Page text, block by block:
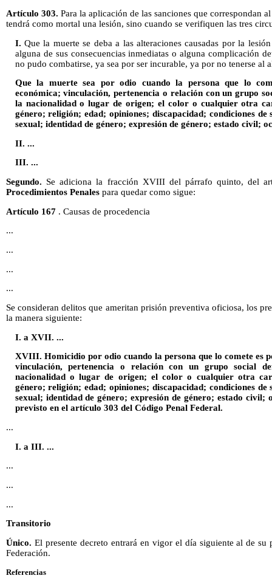
Artículo 303. Para la aplicación de las sanciones que correspondan
tendrá como mortal una lesión, sino cuando se verifiquen las tres
I.Que la muerte se deba a las alteraciones causadas por la
alguna de sus consecuencias inmediatas o alguna complicación
no pudo combatirse, ya sea por ser incurable, ya por no tenerse al
Que la muerte sea por odio cuando la persona que lo
económica; vinculación, pertenencia o relación con un grupo
la nacionalidad o lugar de origen; el color o cualquier otra
género; religión; edad; opiniones; discapacidad; condiciones
sexual; identidad de género; expresión de género; estado civil;
II. ...
III. ...
Segundo. Se adiciona la fracción XVIII del párrafo quinto, del
Procedimientos Penales para quedar como sigue:
Artículo 167 . Causas de procedencia
...
...
...
...
Se consideran delitos que ameritan prisión preventiva oficiosa, los
la manera siguiente:
I. a XVII. ...
XVIII. Homicidio por odio cuando la persona que lo comete es
vinculación, pertenencia o relación con un grupo social
nacionalidad o lugar de origen; el color o cualquier otra
género; religión; edad; opiniones; discapacidad; condiciones
sexual; identidad de género; expresión de género; estado
previsto en el artículo 303 del Código Penal Federal.
...
I. a III. ...
...
...
...
Transitorio
Único. El presente decreto entrará en vigor el día siguiente al de
Federación.
Referencias